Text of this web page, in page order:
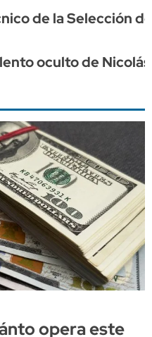
de la Selección
oculto de
opera este